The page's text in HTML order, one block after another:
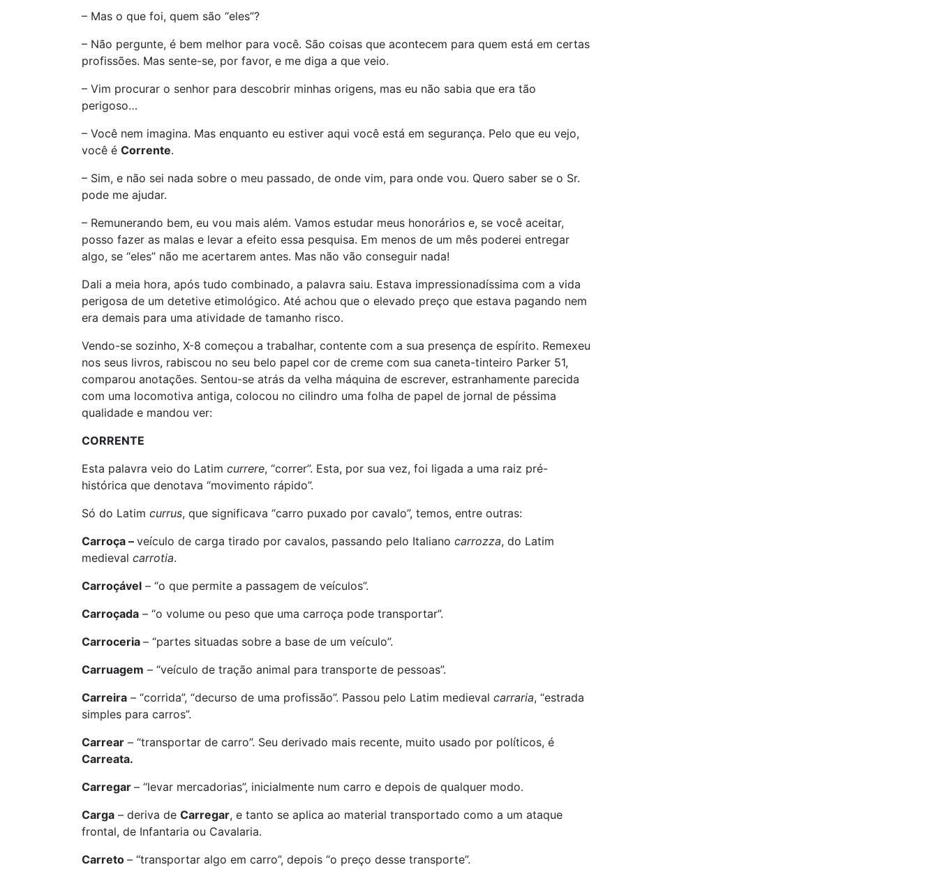
– Mas o que foi, quem são “eles”?
– Não pergunte, é bem melhor para você. São coisas que acontecem para quem está em certas
profissões. Mas sente-se, por favor, e me diga a que veio.
– Vim procurar o senhor para descobrir minhas origens, mas eu não sabia que era tão
perigoso…
– Você nem imagina. Mas enquanto eu estiver aqui você está em segurança. Pelo que eu vejo,
você é Corrente.
– Sim, e não sei nada sobre o meu passado, de onde vim, para onde vou. Quero saber se o Sr.
pode me ajudar.
– Remunerando bem, eu vou mais além. Vamos estudar meus honorários e, se você aceitar,
posso fazer as malas e levar a efeito essa pesquisa. Em menos de um mês poderei entregar
algo, se “eles” não me acertarem antes. Mas não vão conseguir nada!
Dali a meia hora, após tudo combinado, a palavra saiu. Estava impressionadíssima com a vida
perigosa de um detetive etimológico. Até achou que o elevado preço que estava pagando nem
era demais para uma atividade de tamanho risco.
Vendo-se sozinho, X-8 começou a trabalhar, contente com a sua presença de espírito. Remexeu
nos seus livros, rabiscou no seu belo papel cor de creme com sua caneta-tinteiro Parker 51,
comparou anotações. Sentou-se atrás da velha máquina de escrever, estranhamente parecida
com uma locomotiva antiga, colocou no cilindro uma folha de papel de jornal de péssima
qualidade e mandou ver:
CORRENTE
Esta palavra veio do Latim currere, “correr”. Esta, por sua vez, foi ligada a uma raiz pré-
histórica que denotava “movimento rápido”.
Só do Latim currus, que significava “carro puxado por cavalo”, temos, entre outras:
Carroça – veículo de carga tirado por cavalos, passando pelo Italiano carrozza, do Latim
medieval carrotia.
Carroçável – “o que permite a passagem de veículos”.
Carroçada – “o volume ou peso que uma carroça pode transportar”.
Carroceria – “partes situadas sobre a base de um veículo”.
Carruagem – “veículo de tração animal para transporte de pessoas”.
Carreira – “corrida”, “decurso de uma profissão”. Passou pelo Latim medieval carraria, “estrada
simples para carros”.
Carrear – “transportar de carro”. Seu derivado mais recente, muito usado por políticos, é
Carreata.
Carregar – “levar mercadorias”, inicialmente num carro e depois de qualquer modo.
Carga – deriva de Carregar, e tanto se aplica ao material transportado como a um ataque
frontal, de Infantaria ou Cavalaria.
Carreto – “transportar algo em carro”, depois “o preço desse transporte”.